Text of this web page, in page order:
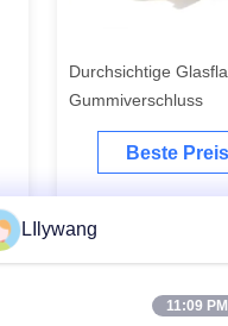
Durchsichtige
Gummiverschluss
Beste
LIlywang
11:09 PM